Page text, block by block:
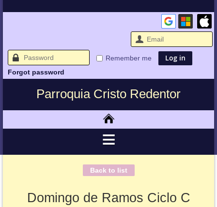
Remember me
Forgot password
Parroquia Cristo Redentor
Back to list
Domingo de Ramos Ciclo C